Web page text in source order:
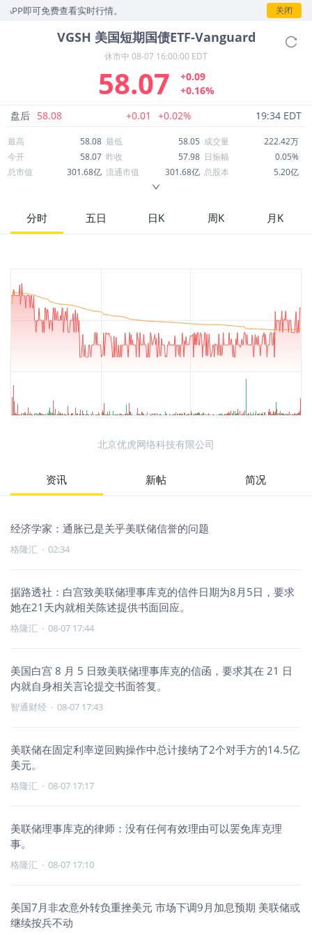
可免费查看实时行情。 关闭
VGSH 美国短期国债ETF-Vanguard
休市中 08-07 16:00:00 EDT
58.07
+0.09
+0.16%
盘后 58.08 +0.01 +0.02% 19:34 EDT
最高 58.08 最低 58.05 成交量
222.42万
今开
58.07 昨收 57.98 日振幅
0.05%
总市值
301.68亿 流通市值 301.68亿 总股本
5.20亿
52周最高
59.01 市盈率
股息
分时 五日 日K 周K 月K
北京优虎网络科技有限公司
资讯 新帖 简况
经济学家：通胀已是关乎美联储信誉的问题
格隆汇 · 02:34
据路透社：白宫致美联储理事库克的信件日期为8月5日，要求
她在21天内就相关陈述提供书面回应。
格隆汇 · 08-07 17:44
美国白宫 8 月 5 日致美联储理事库克的信函，要求其在 21 日
内就自身相关言论提交书面答复。
智通财经 · 08-07 17:43
美联储在固定利率逆回购操作中总计接纳了2个对手方的14.5亿
美元。
格隆汇 · 08-07 17:17
美联储理事库克的律师：没有任何有效理由可以罢免库克理
事。
格隆汇 · 08-07 17:10
美国7月非农意外转负重挫美元 市场下调9月加息预期 美联储或
继续按兵不动